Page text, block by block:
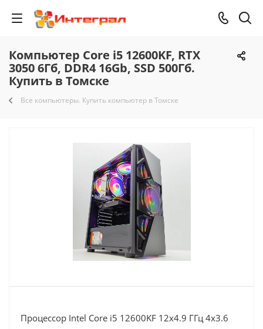
Компьютер Core i5 12600KF, RTX
3050 6Гб, DDR4 16Gb, SSD 500Гб.
Купить в Томске
Все компьютеры. Купить компьютер в Томске
Процессор Intel Core i5 12600KF 12x4.9 ГГц 4x3.6